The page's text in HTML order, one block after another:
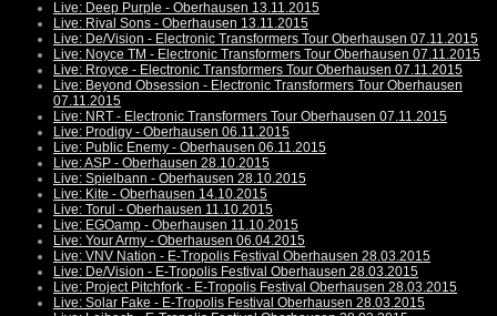
Live: Deep Purple - Oberhausen 13.11.2015
Live: Rival Sons - Oberhausen 13.11.2015
Live: De/Vision - Electronic Transformers Tour Oberhausen 07.11.2015
Live: Noyce TM - Electronic Transformers Tour Oberhausen 07.11.2015
Live: Rroyce - Electronic Transformers Tour Oberhausen 07.11.2015
Live: Beyond Obsession - Electronic Transformers Tour Oberhausen
07.11.2015
Live: NRT - Electronic Transformers Tour Oberhausen 07.11.2015
Live: Prodigy - Oberhausen 06.11.2015
Live: Public Enemy - Oberhausen 06.11.2015
Live: ASP - Oberhausen 28.10.2015
Live: Spielbann - Oberhausen 28.10.2015
Live: Kite - Oberhausen 14.10.2015
Live: Torul - Oberhausen 11.10.2015
Live: EGOamp - Oberhausen 11.10.2015
Live: Your Army - Oberhausen 06.04.2015
Live: VNV Nation - E-Tropolis Festival Oberhausen 28.03.2015
Live: De/Vision - E-Tropolis Festival Oberhausen 28.03.2015
Live: Project Pitchfork - E-Tropolis Festival Oberhausen 28.03.2015
Live: Solar Fake - E-Tropolis Festival Oberhausen 28.03.2015